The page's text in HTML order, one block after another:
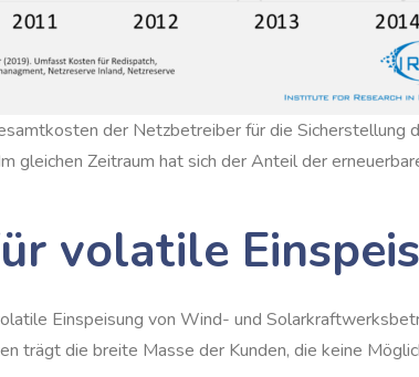
der Netzbetreiber für die Sicherstellung
gleichen Zeitraum hat sich der Anteil der
volatile
Einspeisung von Wind- und
trägt die breite Masse der Kunden, die keine